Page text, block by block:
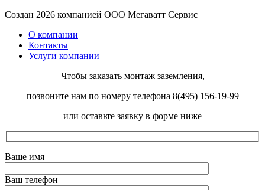
Создан 2026 компанией ООО Мегаватт Сервис
О компании
Контакты
Услуги компании
Чтобы заказать монтаж заземления,
позвоните нам по номеру телефона 8(495) 156-19-99
или оставьте заявку в форме ниже
Ваше имя
Ваш телефон